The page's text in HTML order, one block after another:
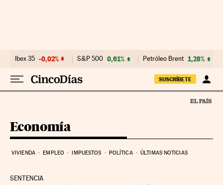
Ibex 35 -0,02% S&P 500 0,61% Petróleo Brent 1,28%
SUSCRÍBETE
Economía
VIVIENDA EMPLEO IMPUESTOS POLÍTICA ÚLTIMAS NOTICIAS
SENTENCIA